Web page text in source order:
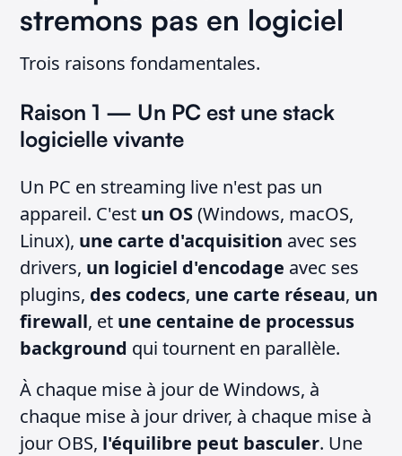
stremons pas en logiciel
Trois raisons fondamentales.
Raison 1 — Un PC est une stack
logicielle vivante
Un PC en streaming live n'est pas un
appareil. C'est un OS(Windows, macOS,
Linux), une carte d'acquisition avec ses
drivers, un logiciel d'encodage avec ses
plugins, des codecs, une carte réseau, un
firewall, et une centaine de processus
background qui tournent en parallèle.
À chaque mise à jour de Windows, à
chaque mise à jour driver, à chaque mise à
jour OBS, l'équilibre peut basculer. Une